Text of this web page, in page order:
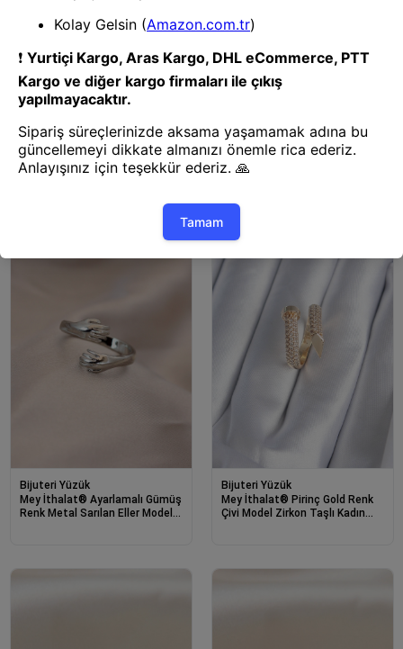
Mey İthalat® Gold Renk
Geometrik Çift Halka Yüzük
Mey İthalat® Ayarlamalı Silver
Renk Metal Zirkon ve Kristal
Taşlı Damla Model Yüzük
Bijuteri Yüzük
Mey İthalat® Ayarlamalı Gümüş
Renk Metal Sarılan Eller Model
Bijuteri Yüzük
Mey İthalat® Pirinç Gold Renk
Çivi Model Zirkon Taşlı Kadın